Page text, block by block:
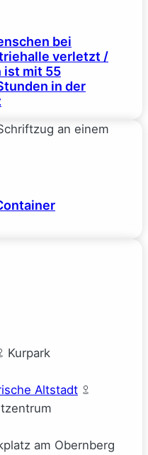
bei
verletzt /
ist mit 55
in der
Kurpark
Altstadt
am Obernberg